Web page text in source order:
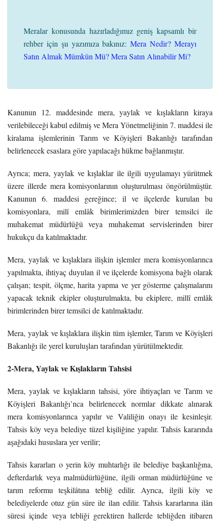
Meralar konusunda hazırladığımız geniş kapsamlı bir
rehber için şu yazımıza bakınız:Mera Nedir? Merayı
Satın Almak Mümkün Mü? Mera Satın Alınabilir Mi?
Kanunun 12. maddesinde mera, yaylak ve kışlakların kiraya
verilebileceği kabul edilmiş ve Mera Yönetmeliğinin 7. maddesi ile
kiralama işlemlerinin Tarım ve Köyişleri Bakanlığı tarafından
belirlenecek esaslara göre yapılacağı hükme bağlanmıştır.
Ayrıca; mera, yaylak ve kışlaklar ile ilgili uygulamayı yürütmek
üzere illerde mera komisyonlarının oluşturulması öngörülmüştür.
Kanunun 6. maddesi gereğince; il ve ilçelerde kurulan bu
komisyonlara, milî emlâk birimlerimizden birer temsilci ile
muhakemat müdürlüğü veya muhakemat servislerinden birer
hukukçu da katılmaktadır.
Mera, yaylak ve kışlaklara ilişkin işlemler mera komisyonlarınca
yapılmakta, ihtiyaç duyulan il ve ilçelerde komisyona bağlı olarak
çalışan; tespit, ölçme, harita yapma ve yer gösterme çalışmalarını
yapacak teknik ekipler oluşturulmakta, bu ekiplere, millî emlâk
birimlerinden birer temsilci de katılmaktadır.
Mera, yaylak ve kışlaklara ilişkin tüm işlemler, Tarım ve Köyişleri
Bakanlığı ile yerel kuruluşları tarafından yürütülmektedir.
2-Mera, Yaylak ve Kışlakların Tahsisi
Mera, yaylak ve kışlakların tahsisi, yöre ihtiyaçları ve Tarım ve
Köyişleri Bakanlığı’nca belirlenecek normlar dikkate alınarak
mera komisyonlarınca yapılır ve Valiliğin onayı ile kesinleşir.
Tahsis köy veya belediye tüzel kişiliğine yapılır. Tahsis kararında
aşağıdaki hususlara yer verilir;
Tahsis kararları o yerin köy muhtarlığı ile belediye başkanlığına,
defterdarlık veya malmüdürlüğüne, ilgili orman müdürlüğüne ve
tarım reformu teşkilâtına tebliğ edilir. Ayrıca, ilgili köy ve
belediyelerde otuz gün süre ile ilan edilir. Tahsis kararlarına ilân
süresi içinde veya tebliği gerektiren hallerde tebliğden itibaren